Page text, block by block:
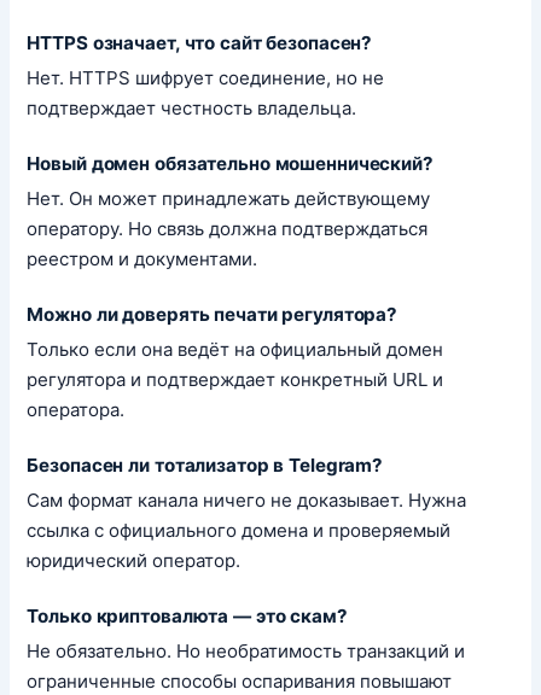
HTTPS означает, что сайт безопасен?
Нет. HTTPS шифрует соединение, но не
подтверждает честность владельца.
Новый домен обязательно мошеннический?
Нет. Он может принадлежать действующему
оператору. Но связь должна подтверждаться
реестром и документами.
Можно ли доверять печати регулятора?
Только если она ведёт на официальный домен
регулятора и подтверждает конкретный URL и
оператора.
Безопасен ли тотализатор в Telegram?
Сам формат канала ничего не доказывает. Нужна
ссылка с официального домена и проверяемый
юридический оператор.
Только криптовалюта — это скам?
Не обязательно. Но необратимость транзакций и
ограниченные способы оспаривания повышают